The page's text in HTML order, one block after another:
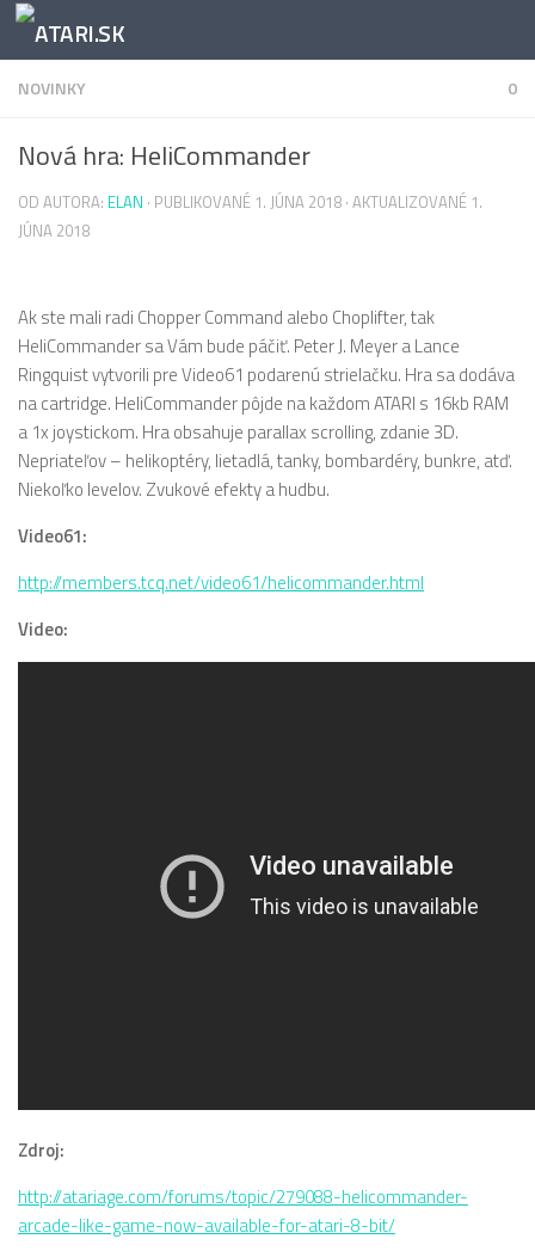
Preskočiť na obsah
NOVINKY 0
Nová hra: HeliCommander
OD AUTORA: ELAN · PUBLIKOVANÉ 1. JÚNA 2018 · AKTUALIZOVANÉ 1.
JÚNA 2018
Ak ste mali radi Chopper Command alebo Choplifter, tak
HeliCommander sa Vám bude páčiť. Peter J. Meyer a Lance
Ringquist vytvorili pre Video61 podarenú strielačku. Hra sa dodáva
na cartridge. HeliCommander pôjde na každom ATARI s 16kb RAM
a 1x joystickom. Hra obsahuje parallax scrolling, zdanie 3D.
Nepriateľov – helikoptéry, lietadlá, tanky, bombardéry, bunkre, atď.
Niekoľko levelov. Zvukové efekty a hudbu.
Video61:
http://members.tcq.net/video61/helicommander.html
Video:
Zdroj:
http://atariage.com/forums/topic/279088-helicommander-
arcade-like-game-now-available-for-atari-8-bit/